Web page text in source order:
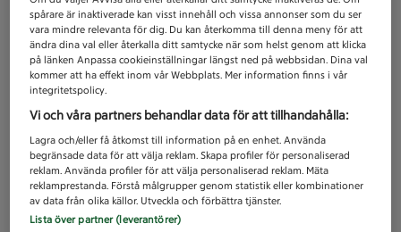
spårare är inaktiverade kan visst innehåll och vissa annonser som du ser
vara mindre relevanta för dig. Du kan återkomma till denna meny för att
ändra dina val eller återkalla ditt samtycke när som helst genom att klicka
på länken Anpassa cookieinställningar längst ned på webbsidan. Dina val
kommer att ha effekt inom vår Webbplats. Mer information finns i vår
integritetspolicy.
Vi och våra partners behandlar data för att tillhandahålla:
Lagra och/eller få åtkomst till information på en enhet. Använda
begränsade data för att välja reklam. Skapa profiler för personaliserad
reklam. Använda profiler för att välja personaliserad reklam. Mäta
reklamprestanda. Förstå målgrupper genom statistik eller kombinationer
av data från olika källor. Utveckla och förbättra tjänster.
Lista över partner (leverantörer)